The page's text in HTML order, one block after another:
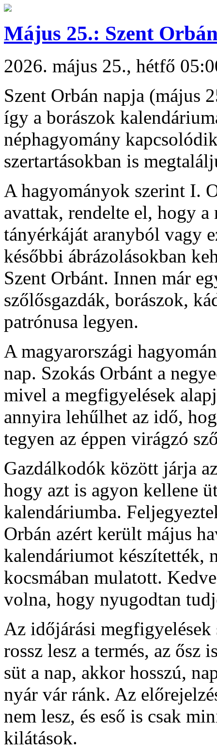
Május 25.: Szent
2026. május 25., hétfő
Szent Orbán napja (május
így a borászok
néphagyomány
szertartásokban is
A hagyományok szerint I.
avattak, rendelte el, hogy a
tányérkáját aranyból vagy
későbbi ábrázolásokban
Szent Orbánt. Innen már
szőlősgazdák, borászok,
patrónusa legyen.
A magyarországi
nap. Szokás Orbánt a
mivel a megfigyelések
annyira lehűlhet az idő,
tegyen az éppen virágzó
Gazdálkodók között járja
hogy azt is agyon kellene
kalendáriumba.
Orbán azért került május
kalendáriumot készítették,
kocsmában mulatott.
volna, hogy nyugodtan
Az időjárási
rossz lesz a termés, az ősz
süt a nap, akkor hosszú,
nyár vár ránk. Az
nem lesz, és eső is csak
kilátások.